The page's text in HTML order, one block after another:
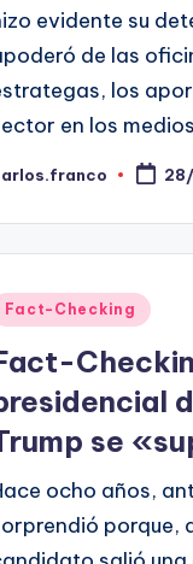
evidente su
de las
los
en los
Fact-Checking
se
ocho años,
porque,